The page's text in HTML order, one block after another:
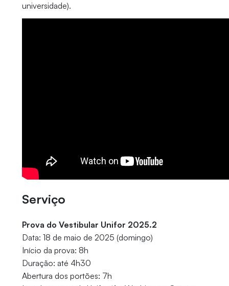
universidade).
Serviço
Prova do Vestibular Unifor 2025.2
Data: 18 de maio de 2025 (domingo)
Início da prova: 8h
Duração: até 4h30
Abertura dos portões: 7h